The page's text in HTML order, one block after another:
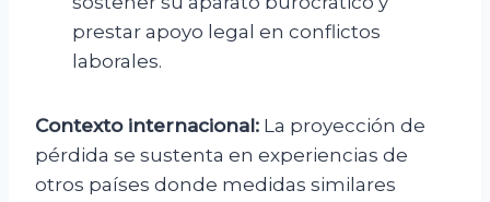
prestar apoyo legal en conflictos
laborales.
Contexto internacional: La proyección de
pérdida se sustenta en experiencias de
otros países donde medidas similares